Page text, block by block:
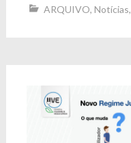
ARQUIVO, Notícias,